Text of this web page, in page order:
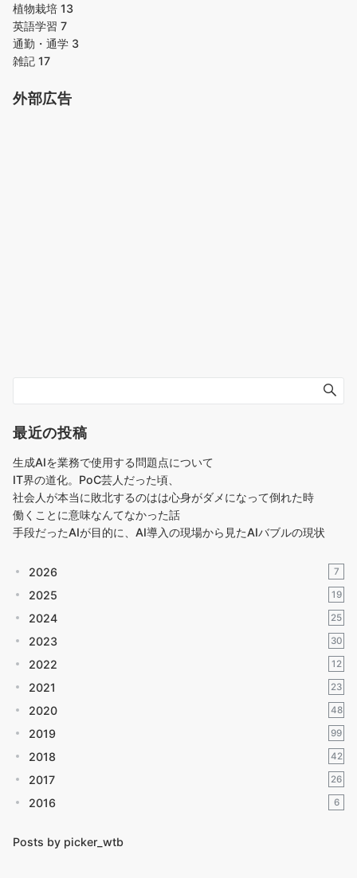
植物栽培 13
英語学習 7
通勤・通学 3
雑記 17
外部広告
最近の投稿
生成AIを業務で使用する問題点について
IT界の道化。PoC芸人だった頃、
社会人が本当に敗北するのはは心身がダメになって倒れた時
働くことに意味なんてなかった話
手段だったAIが目的に、AI導入の現場から見たAIバブルの現状
2026 7
2025 19
2024 25
2023 30
2022 12
2021 23
2020 48
2019 99
2018 42
2017 26
2016 6
Posts by picker_wtb